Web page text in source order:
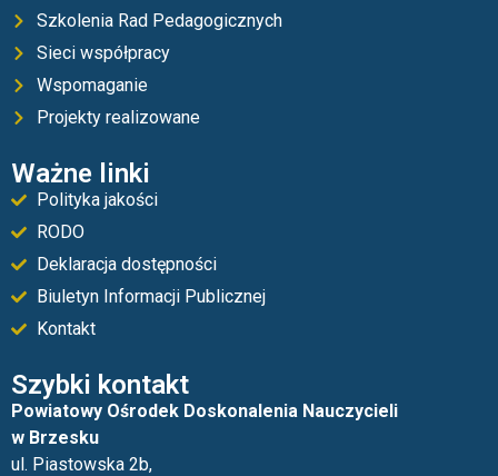
Szkolenia Rad Pedagogicznych
Sieci współpracy
Wspomaganie
Projekty realizowane
Ważne linki
Polityka jakości
RODO
Deklaracja dostępności
Biuletyn Informacji Publicznej
Kontakt
Szybki kontakt
Powiatowy Ośrodek Doskonalenia Nauczycieli
w Brzesku
ul. Piastowska 2b,